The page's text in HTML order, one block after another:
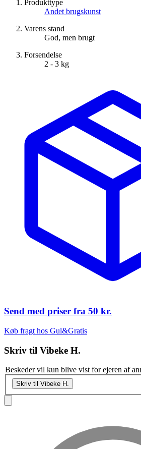
Produkttype
Andet brugskunst
Varens stand
God, men brugt
Forsendelse
2 - 3 kg
Send med priser fra 50 kr.
Køb fragt hos Gul&Gratis
Skriv til Vibeke H.
Beskeder vil kun blive vist for ejeren af
Skriv til Vibeke H.